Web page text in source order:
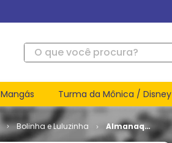
O que você procura?
Mangás Turma da Mônica / Disney
Bolinha e Luluzinha
Almanaque
Lulu e